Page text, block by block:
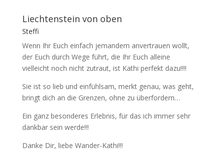
Liechtenstein von oben
Steffi
Wenn Ihr Euch einfach jemandem anvertrauen wollt,
der Euch durch Wege führt, die Ihr Euch alleine
vielleicht noch nicht zutraut, ist Kathi perfekt dazu!!!!
Sie ist so lieb und einfühlsam, merkt genau, was geht,
bringt dich an die Grenzen, ohne zu überfordern…
Ein ganz besonderes Erlebnis, für das ich immer sehr
dankbar sein werde!!!
Danke Dir, liebe Wander-Kathi!!!